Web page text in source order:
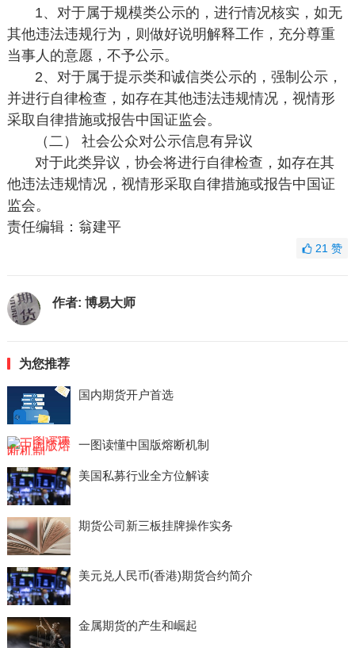
1、对于属于规模类公示的，进行情况核实，如无
其他违法违规行为，则做好说明解释工作，充分尊重
当事人的意愿，不予公示。
2、对于属于提示类和诚信类公示的，强制公示，
并进行自律检查，如存在其他违法违规情况，视情形
采取自律措施或报告中国证监会。
（二） 社会公众对公示信息有异议
对于此类异议，协会将进行自律检查，如存在其
他违法违规情况，视情形采取自律措施或报告中国证
监会。
责任编辑：翁建平
21赞
作者: 博易大师
为您推荐
国内期货开户首选
一图读懂中国版熔断机制
美国私募行业全方位解读
期货公司新三板挂牌操作实务
美元兑人民币(香港)期货合约简介
金属期货的产生和崛起